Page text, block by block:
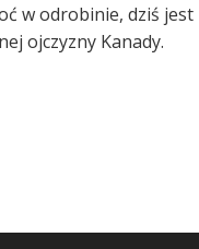
w odrobinie, dziś jest
ojczyzny Kanady.